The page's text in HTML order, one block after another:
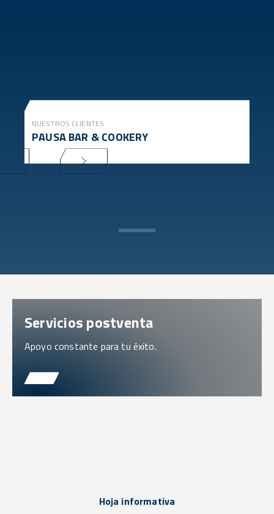
NUESTROS CLIENTES
PAUSA BAR & COOKERY
Servicios postventa
Apoyo constante para tu éxito.
Hoja informativa